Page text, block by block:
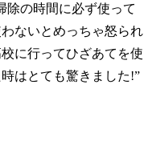
除の時間に必ず使って
ないとめっちゃ怒られ
に行ってひざあてを使
はとても驚きました!”